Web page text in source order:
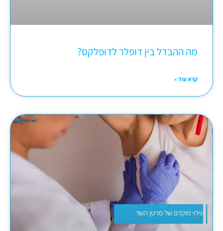
מה ההבדל בין דופלר לדופלקס?
קרא עוד »